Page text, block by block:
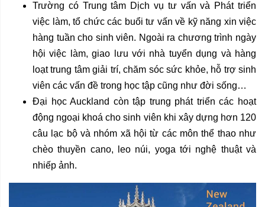
Trường có Trung tâm Dịch vụ tư vấn và Phát triển
việc làm, tổ chức các buổi tư vấn về kỹ năng xin việc
hàng tuần cho sinh viên. Ngoài ra chương trình ngày
hội việc làm, giao lưu với nhà tuyển dụng và hàng
loạt trung tâm giải trí, chăm sóc sức khỏe, hỗ trợ sinh
viên các vấn đề trong học tập cũng như đời sống…
Đại học Auckland còn tập trung phát triển các hoạt
động ngoại khoá cho sinh viên khi xây dựng hơn 120
câu lạc bộ và nhóm xã hội từ các môn thể thao như
chèo thuyền cano, leo núi, yoga tới nghệ thuật và
nhiếp ảnh.